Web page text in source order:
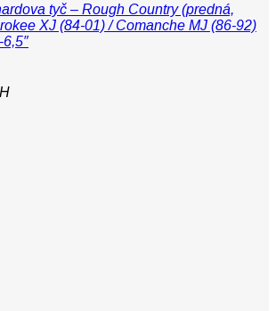
tyč – Rough Country (predná,
XJ (84-01) / Comanche MJ (86-92)